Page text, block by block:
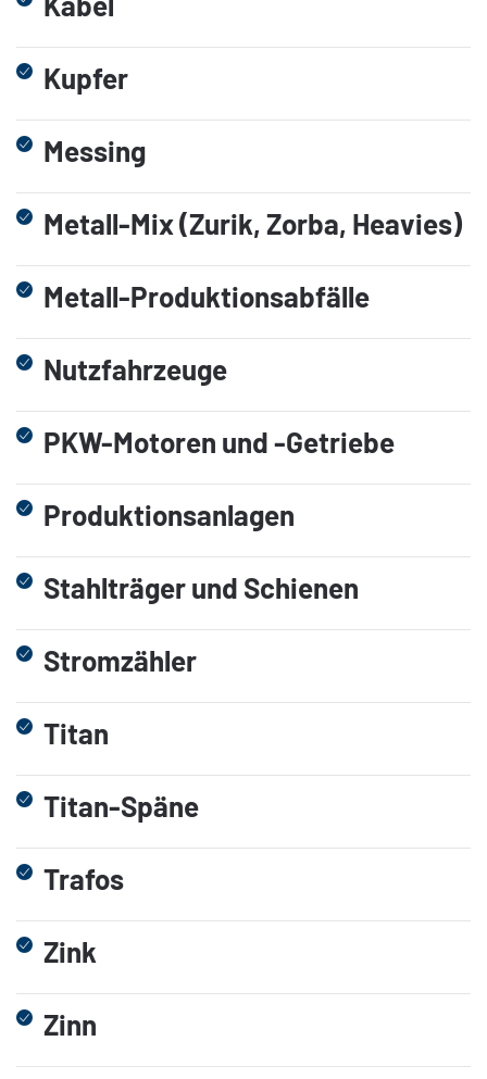
Kupfer
Messing
Metall-Mix (Zurik, Zorba, Heavies)
Metall-Produktionsabfälle
Nutzfahrzeuge
PKW-Motoren und -Getriebe
Produktionsanlagen
Stahlträger und Schienen
Stromzähler
Titan
Titan-Späne
Trafos
Zink
Zinn